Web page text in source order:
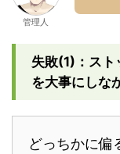
管理人
失敗(1)：スト
を大事にしな
どっちかに偏